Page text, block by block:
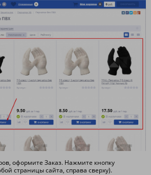
оформите Заказ. Нажмите кнопку
страницы сайта, справа сверху).